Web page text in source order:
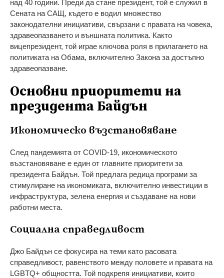
над 40 години. Преди да стане президент, той е служил в
Сената на САЩ, където е водил множество
законодателни инициативи, свързани с правата на човека,
здравеопазването и външната политика. Както
вицепрезидент, той играе ключова роля в прилагането на
политиката на Обама, включително Закона за достъпно
здравеопазване.
Основни приоритети на
президента Байдън
Икономическо възстановяване
След пандемията от COVID-19, икономическото
възстановяване е един от главните приоритети за
президента Байдън. Той предлага редица програми за
стимулиране на икономиката, включително инвестиции в
инфраструктура, зелена енергия и създаване на нови
работни места.
Социална справедливост
Джо Байдън се фокусира на теми като расовата
справедливост, равенството между половете и правата на
LGBTQ+ общността. Той подкрепя инициативи, които